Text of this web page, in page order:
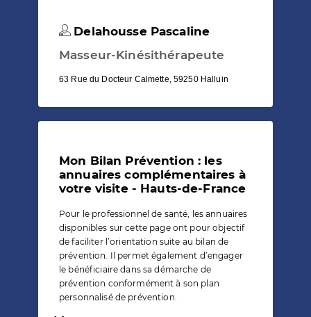
Delahousse Pascaline
Masseur-Kinésithérapeute
63 Rue du Docteur Calmette, 59250 Halluin
Mon Bilan Prévention : les
annuaires complémentaires à
votre visite - Hauts-de-France
Pour le professionnel de santé, les annuaires
disponibles sur cette page ont pour objectif
de faciliter l’orientation suite au bilan de
prévention. Il permet également d’engager
le bénéficiaire dans sa démarche de
prévention conformément à son plan
personnalisé de prévention.